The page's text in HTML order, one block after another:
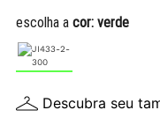
escolha a cor: verde
Descubra seu